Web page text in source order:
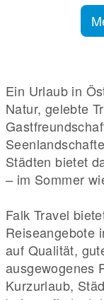
Ein Urlaub in
Natur, gelebte
Städten bietet
– im Sommer
Falk Travel
Reiseangebote
auf Qualität,
ausgewogenes
Kurzurlaub,